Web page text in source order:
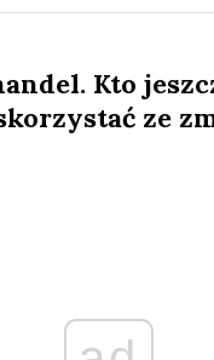
Kto
ze